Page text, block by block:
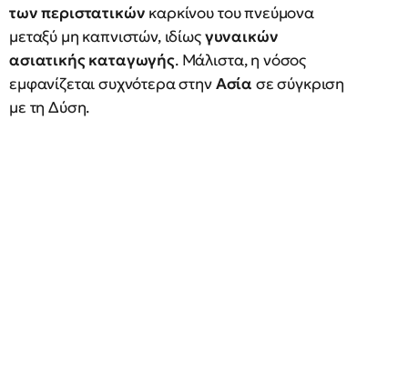
των περιστατικών καρκίνου του πνεύμονα
μεταξύ μη καπνιστών, ιδίωςγυναικών
ασιατικής καταγωγής. Μάλιστα, η νόσος
εμφανίζεται συχνότερα στηνΑσία σε σύγκριση
με τη Δύση.